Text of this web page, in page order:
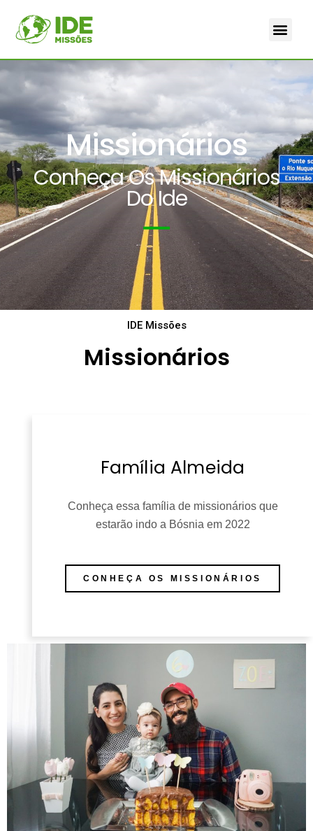
Missionários
Conheça Os Missionários
Do Ide
IDE Missões
Missionários
Família Almeida
Conheça essa família de missionários que
estarão indo a Bósnia em 2022
CONHEÇA OS MISSIONÁRIOS